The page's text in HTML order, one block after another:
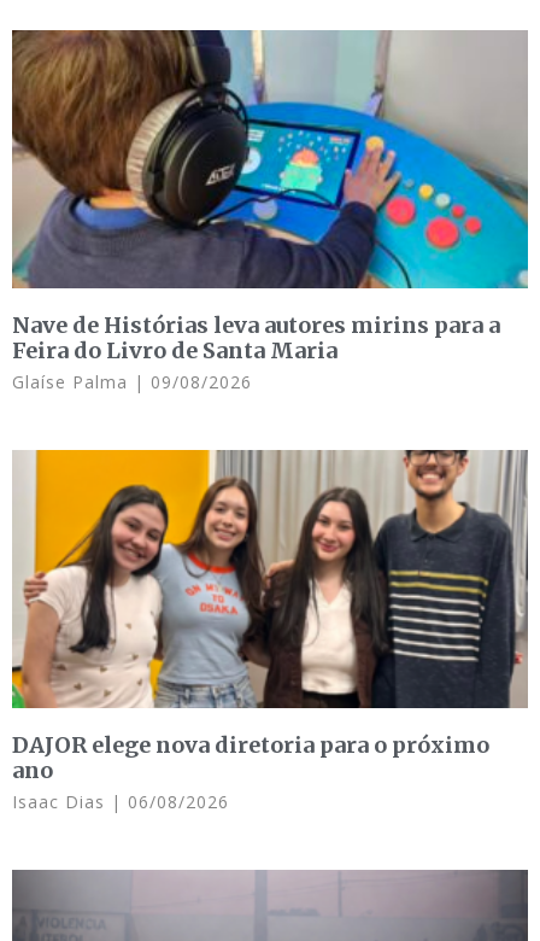
Nave de Histórias leva autores mirins para a
Feira do Livro de Santa Maria
Glaíse Palma 09/08/2026
DAJOR elege nova diretoria para o próximo
ano
Isaac Dias 06/08/2026